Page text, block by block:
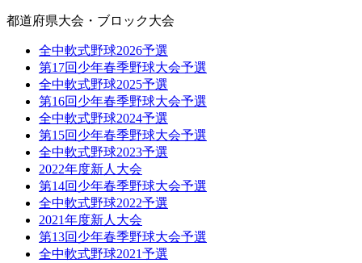
都道府県大会・ブロック大会
全中軟式野球2026予選
第17回少年春季野球大会予選
全中軟式野球2025予選
第16回少年春季野球大会予選
全中軟式野球2024予選
第15回少年春季野球大会予選
全中軟式野球2023予選
2022年度新人大会
第14回少年春季野球大会予選
全中軟式野球2022予選
2021年度新人大会
第13回少年春季野球大会予選
全中軟式野球2021予選